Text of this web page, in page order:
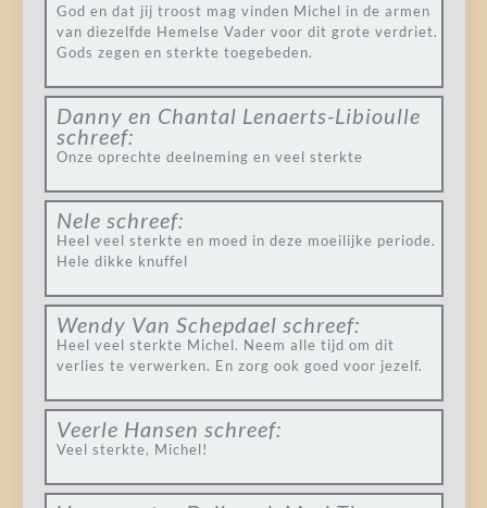
God en dat jij troost mag vinden Michel in de armen
van diezelfde Hemelse Vader voor dit grote verdriet.
Gods zegen en sterkte toegebeden.
Danny en Chantal Lenaerts-Libioulle
schreef:
Onze oprechte deelneming en veel sterkte
Nele schreef:
Heel veel sterkte en moed in deze moeilijke periode.
Hele dikke knuffel
Wendy Van Schepdael schreef:
Heel veel sterkte Michel. Neem alle tijd om dit
verlies te verwerken. En zorg ook goed voor jezelf.
Veerle Hansen schreef:
Veel sterkte, Michel!